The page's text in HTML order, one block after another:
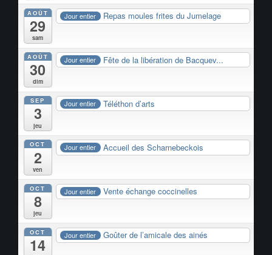
AOÛT
29
sam
Jour entier Repas moules frites du Jumelage
AOÛT
30
dim
Jour entier Fête de la libération de Bacquev...
SEP
3
jeu
Jour entier Téléthon d’arts
OCT
2
ven
Jour entier Accueil des Scharnebeckois
OCT
8
jeu
Jour entier Vente échange coccinelles
OCT
14
Jour entier Goûter de l’amicale des ainés